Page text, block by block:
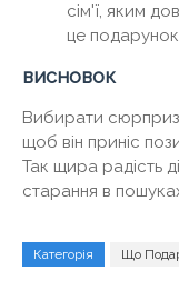
сім'ї, яким
це
висновок
Вибирати сюрприз
щоб він приніс
Так щира радість
старання в
Категорія Що